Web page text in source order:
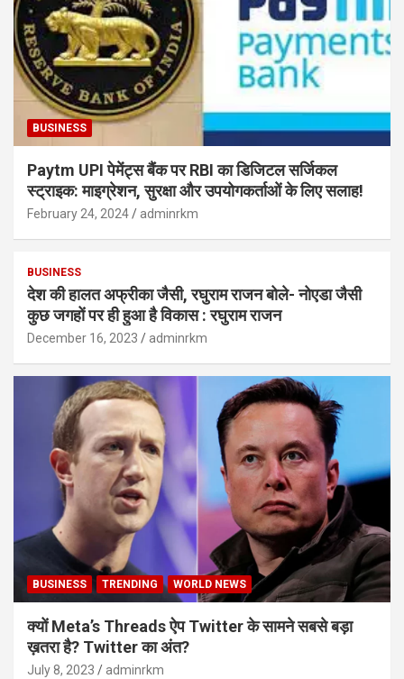
BUSINESS
Paytm UPI पेमेंट्स बैंक पर RBI का डिजिटल सर्जिकल
स्ट्राइक: माइग्रेशन, सुरक्षा और उपयोगकर्ताओं के लिए सलाह!
February 24, 2024 adminrkm
BUSINESS
देश की हालत अफ्रीका जैसी, रघुराम राजन बोले- नोएडा जैसी
कुछ जगहों पर ही हुआ है विकास : रघुराम राजन
December 16, 2023 adminrkm
BUSINESS TRENDING WORLD NEWS
क्यों Meta’s Threads ऐप Twitter के सामने सबसे बड़ा
ख़तरा है? Twitter का अंत?
July 8, 2023 adminrkm